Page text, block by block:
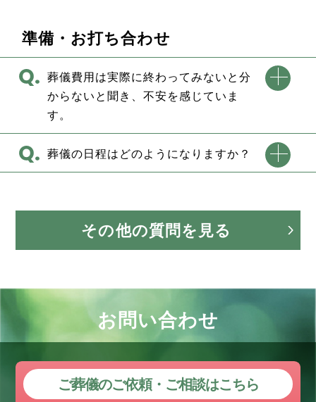
準備・お打ち合わせ
葬儀費用は実際に終わってみないと分
からないと聞き、不安を感じていま
す。
葬儀の日程はどのようになりますか？
その他の質問を見る
お問い合わせ
ご葬儀のご依頼・ご相談はこちら